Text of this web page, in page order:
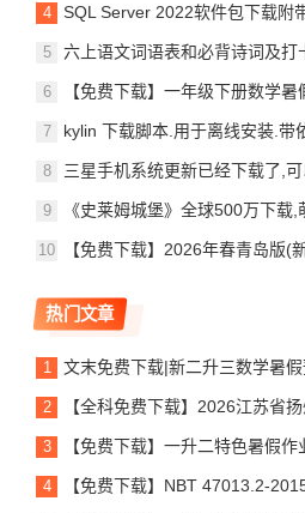
SQL Server 2022软件包下载附
六上语文词语表和必背诗词及打
【免费下载】一年级下册数学暑假《
kylin 下载脚本.用于离线安装.带
三星手机系统更新已经下载了,
《史莱姆城堡》全球500万下载,萌王塔防策
【免费下载】2026年春青岛版(新教材)小三年级
热门文章
文末免费下载|新二升三数学暑
【全科免费下载】2026江苏省扬州
【免费下载】一升二特色暑假作业《语
【免费下载】NBT 47013.2-2015 承压